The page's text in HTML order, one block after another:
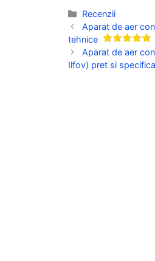
Categorii
Recenzii
Aparat de aer
tehnice
Aparat de aer
Ilfov) pret si